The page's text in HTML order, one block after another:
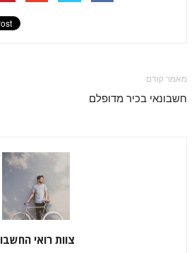
מאמר קודם
חשבונאי בכיר מדופלם
צוות רואי